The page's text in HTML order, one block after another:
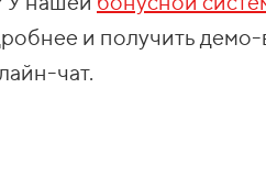
и получить
чат.